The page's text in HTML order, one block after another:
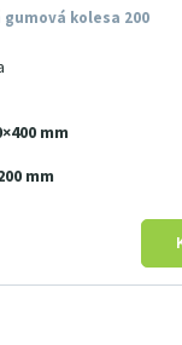
kolesa 200
mm
mm